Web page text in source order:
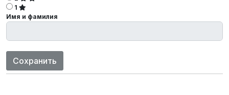
1
Имя и фамилия
Сохранить